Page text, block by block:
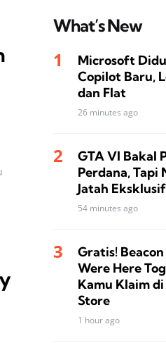
What’s New
Microsoft
Copilot Baru,
dan Flat
26 minutes ago
GTA VI Bakal
Perdana,
Jatah
54 minutes ago
Gratis!
Were Here
Kamu Klaim di
Store
1 hour ago